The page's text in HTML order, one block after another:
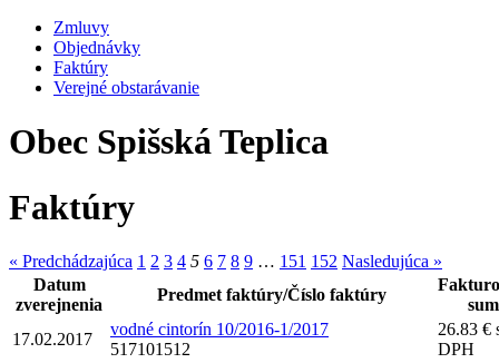
Zmluvy
Objednávky
Faktúry
Verejné obstarávanie
Obec Spišská Teplica
Faktúry
« Predchádzajúca 1 2 3 4 5 6 7 8 9 … 151 152 Nasledujúca »
Datum
zverejnenia
Predmet faktúry/Číslo faktúry
17.02.2017
vodné cintorín 10/2016-1/2017
517101512
26.83 €
DPH